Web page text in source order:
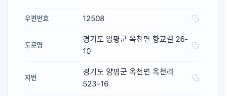
우편번호 12508
도로명
경기도 양평군 옥천면 향교길 26-
10
지번
경기도 양평군 옥천면 옥천리
523-16